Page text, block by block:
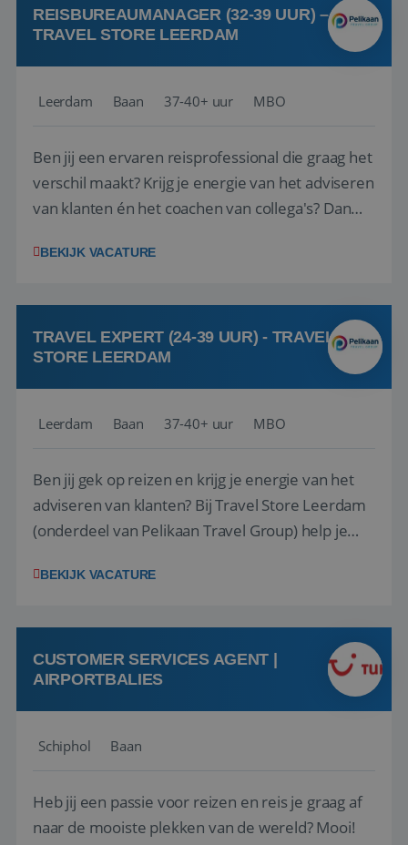
REISBUREAUMANAGER (32-39 UUR) –
TRAVEL STORE LEERDAM
Leerdam Baan 37-40+ uur MBO
Ben jij een ervaren reisprofessional die graag het
verschil maakt? Krijg je energie van het adviseren
van klanten én het coachen van collega's? Dan
(onderdeel van Pelikaan Travel Group) zoeken
team het reisbureau verder...
BEKIJK VACATURE
TRAVEL EXPERT (24-39 UUR) - TRAVEL
STORE LEERDAM
Leerdam Baan 37-40+ uur MBO
Ben jij gek op reizen en krijg je energie van het
adviseren van klanten? Bij Travel Store Leerdam
(onderdeel van Pelikaan Travel Group) help je
vinden. Samen maken we van elke reis een
hebt in de reisbranche of j...
BEKIJK VACATURE
CUSTOMER SERVICES AGENT |
AIRPORTBALIES
Schiphol Baan
Heb jij een passie voor reizen en reis je graag af
naar de mooiste plekken van de wereld? Mooi!